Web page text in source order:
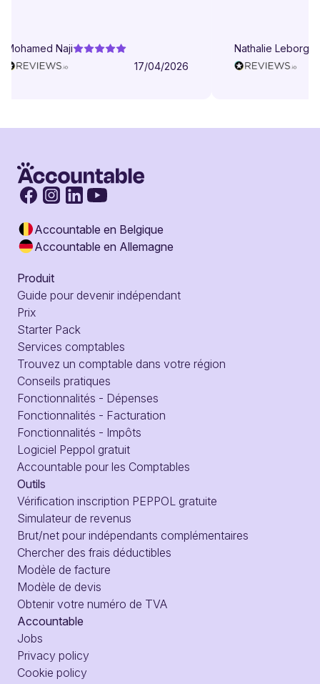
Mohamed Naji
17/04/2026
Nathalie Leborgne
Accountable en Belgique
Accountable en Allemagne
Produit
Guide pour devenir indépendant
Prix
Starter Pack
Services comptables
Trouvez un comptable dans votre région
Conseils pratiques
Fonctionnalités - Dépenses
Fonctionnalités - Facturation
Fonctionnalités - Impôts
Logiciel Peppol gratuit
Accountable pour les Comptables
Outils
Vérification inscription PEPPOL gratuite
Simulateur de revenus
Brut/net pour indépendants complémentaires
Chercher des frais déductibles
Modèle de facture
Modèle de devis
Obtenir votre numéro de TVA
Accountable
Jobs
Privacy policy
Cookie policy